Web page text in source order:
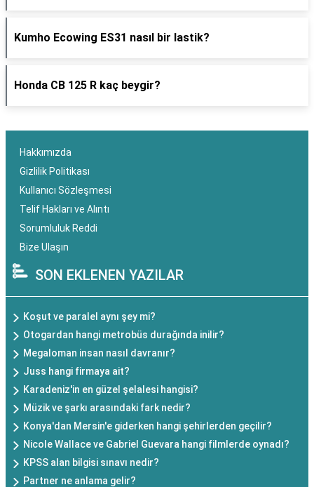
Kumho Ecowing ES31 nasıl bir lastik?
Honda CB 125 R kaç beygir?
Hakkımızda
Gizlilik Politikası
Kullanıcı Sözleşmesi
Telif Hakları ve Alıntı
Sorumluluk Reddi
Bize Ulaşın
SON EKLENEN YAZILAR
Koşut ve paralel aynı şey mi?
Otogardan hangi metrobüs durağında inilir?
Megaloman insan nasıl davranır?
Juss hangi firmaya ait?
Karadeniz'in en güzel şelalesi hangisi?
Müzik ve şarkı arasındaki fark nedir?
Konya'dan Mersin'e giderken hangi şehirlerden geçilir?
Nicole Wallace ve Gabriel Guevara hangi filmlerde oynadı?
KPSS alan bilgisi sınavı nedir?
Partner ne anlama gelir?